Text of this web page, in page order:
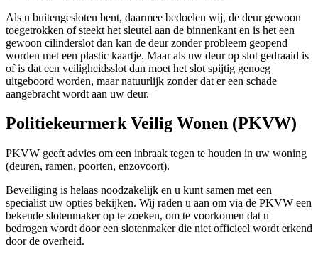
Als u buitengesloten bent, daarmee bedoelen wij, de deur gewoon
toegetrokken of steekt het sleutel aan de binnenkant en is het een
gewoon cilinderslot dan kan de deur zonder probleem geopend
worden met een plastic kaartje. Maar als uw deur op slot gedraaid is
of is dat een veiligheidsslot dan moet het slot spijtig genoeg
uitgeboord worden, maar natuurlijk zonder dat er een schade
aangebracht wordt aan uw deur.
Politiekeurmerk Veilig Wonen (PKVW)
PKVW geeft advies om een inbraak tegen te houden in uw woning
(deuren, ramen, poorten, enzovoort).
Beveiliging is helaas noodzakelijk en u kunt samen met een
specialist uw opties bekijken. Wij raden u aan om via de PKVW een
bekende slotenmaker op te zoeken, om te voorkomen dat u
bedrogen wordt door een slotenmaker die niet officieel wordt erkend
door de overheid.